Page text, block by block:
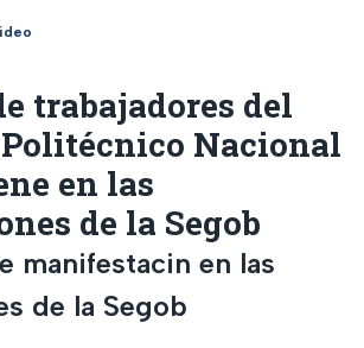
trabajadores del
Nacional
en las
de la Segob
manifestacin en las
de la Segob